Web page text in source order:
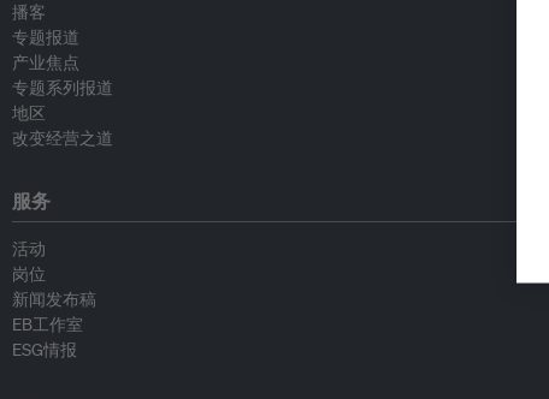
播客
专题报道
产业焦点
专题系列报道
地区
改变经营之道
服务
活动
岗位
新闻发布稿
EB工作室
ESG情报